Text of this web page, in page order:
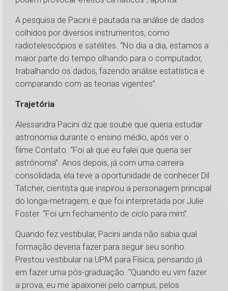
A pesquisa de Pacini é pautada na análise de dados
colhidos por diversos instrumentos, como
radiotelescópios e satélites. “No dia a dia, estamos a
maior parte do tempo olhando para o computador,
trabalhando os dados, fazendo análise estatística e
comparando com as teorias vigentes”.
Trajetória
Alessandra Pacini diz que soube que queria estudar
astronomia durante o ensino médio, após ver o
filme Contato. “Foi ali que eu falei que queria ser
astrônoma”. Anos depois, já com uma carreira
consolidada, ela teve a oportunidade de conhecer Dil
Tatcher, cientista que inspirou a personagem principal
do longa-metragem, e que foi interpretada por Julie
Foster. “Foi um fechamento de ciclo para mim”.
Quando fez vestibular, Pacini ainda não sabia qual
formação deveria fazer para seguir seu sonho.
Prestou vestibular na UPM para Física, pensando já
em fazer uma pós-graduação. “Quando eu vim fazer
a prova, eu me apaixonei pelo campus, pelos